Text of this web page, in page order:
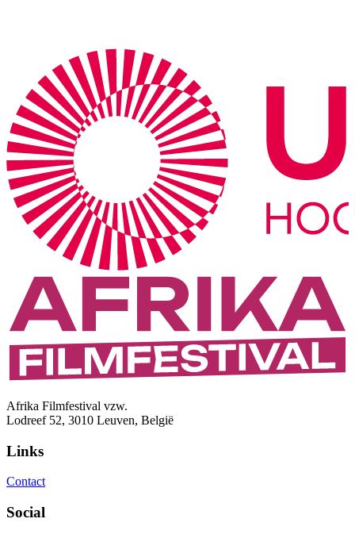
Afrika Filmfestival vzw.
Lodreef 52, 3010 Leuven, België
Links
Contact
Social